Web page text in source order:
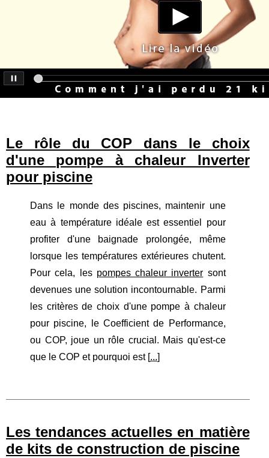
Le rôle du COP dans le choix
d'une pompe à chaleur Inverter
pour piscine
Dans le monde des piscines, maintenir une
eau à température idéale est essentiel pour
profiter d'une baignade prolongée, même
lorsque les températures extérieures chutent.
Pour cela, les pompes chaleur inverter sont
devenues une solution incontournable. Parmi
les critères de choix d'une pompe à chaleur
pour piscine, le Coefficient de Performance,
ou COP, joue un rôle crucial. Mais qu'est-ce
que le COP et pourquoi est [...]
Les tendances actuelles en matière
de kits de construction de piscine